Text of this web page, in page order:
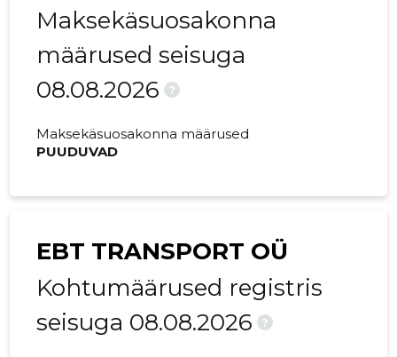
Maksekäsuosakonna
määrused seisuga
08.08.2026
?
Maksekäsuosakonna määrused
PUUDUVAD
EBT TRANSPORT OÜ
Kohtumäärused registris
seisuga 08.08.2026
?